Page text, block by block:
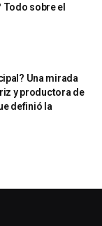
Todo sobre el
Una mirada
y productora de
definió la